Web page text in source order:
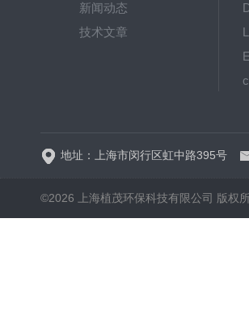
新闻动态
技术文章
地址：上海市闵行区虹中路395号
©2026 上海植茂环保科技有限公司 版权